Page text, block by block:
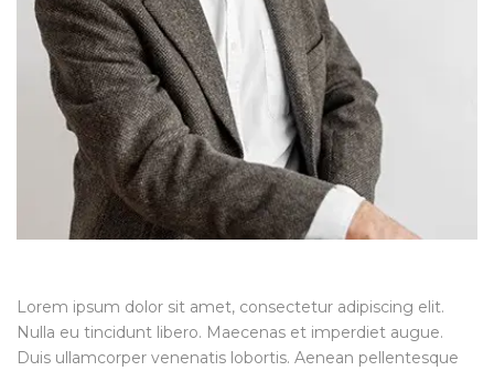
Lorem ipsum dolor sit amet, consectetur adipiscing elit.
Nulla eu tincidunt libero. Maecenas et imperdiet augue.
Duis ullamcorper venenatis lobortis. Aenean pellentesque